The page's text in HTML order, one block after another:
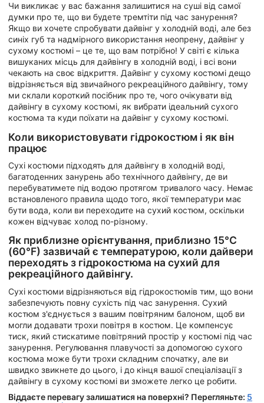
Чи викликає у вас бажання залишитися на суші від самої
думки про те, що ви будете тремтіти під час занурення?
Якщо ви хочете спробувати дайвінг у холодній воді, але без
синіх губ та надмірного використання неопрену, дайвінг у
сухому костюмі – це те, що вам потрібно! У світі є кілька
вишуканих місць для дайвінгу в холодній воді, і всі вони
чекають на своє відкриття. Дайвінг у сухому костюмі дещо
відрізняється від звичайного рекреаційного дайвінгу, тому
ми склали короткий посібник про те, чого очікувати від
дайвінгу в сухому костюмі, як вибрати ідеальний сухого
костюма та куди поїхати на дайвінг у сухому костюмі.
Коли використовувати гідрокостюм і як він
працює
Сухі костюми підходять для дайвінгу в холодній воді,
багатоденних занурень або технічного дайвінгу, де ви
перебуватимете під водою протягом тривалого часу. Немає
встановленого правила щодо того, якої температури має
бути вода, коли ви переходите на сухий костюм, оскільки
кожен відчуває холод по-різному.
Як приблизне орієнтування, приблизно 15°C
(60°F) зазвичай є температурою, коли дайвери
переходять з гідрокостюма на сухий для
рекреаційного дайвінгу.
Сухі костюми відрізняються від гідрокостюмів тим, що вони
забезпечують повну сухість під час занурення. Сухий
костюм з'єднується з вашим повітряним балоном, щоб ви
могли додавати трохи повітря в костюм. Це компенсує
тиск, який стискатиме повітряний простір у костюмі під час
занурення. Регулювання плавучості за допомогою сухого
костюма може бути трохи складним спочатку, але ви
швидко звикнете до цього, і до кінця вашої спеціалізації з
дайвінгу в сухому костюмі ви зможете легко це робити.
Віддаєте перевагу залишатися на поверхні? Перегляньте: 5